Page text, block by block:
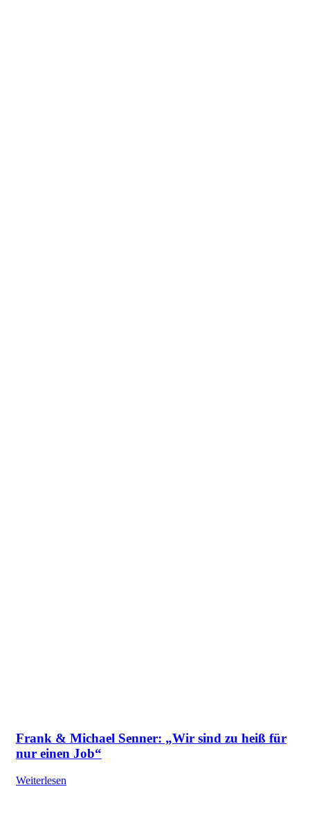
Frank & Michael Senner: „Wir sind zu heiß für
nur einen Job“
Weiterlesen